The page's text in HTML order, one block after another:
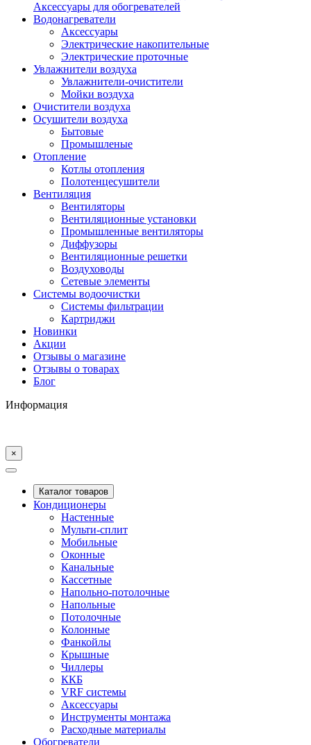
Аксессуары для обогревателей
Водонагреватели
Аксессуары
Электрические накопительные
Электрические проточные
Увлажнители воздуха
Увлажнители-очистители
Мойки воздуха
Очистители воздуха
Осушители воздуха
Бытовые
Промышленые
Отопление
Котлы отопления
Полотенцесушители
Вентиляция
Вентиляторы
Вентиляционные установки
Промышленные вентиляторы
Диффузоры
Вентиляционные решетки
Воздуховоды
Сетевые элементы
Системы водоочистки
Системы фильтрации
Картриджи
Новинки
Акции
Отзывы о магазине
Отзывы о товарах
Блог
Информация
×
Каталог товаров
Кондиционеры
Настенные
Мульти-сплит
Мобильные
Оконные
Канальные
Кассетные
Напольно-потолочные
Напольные
Потолочные
Колонные
Фанкойлы
Крышные
Чиллеры
ККБ
VRF системы
Аксессуары
Инструменты монтажа
Расходные материалы
Обогреватели